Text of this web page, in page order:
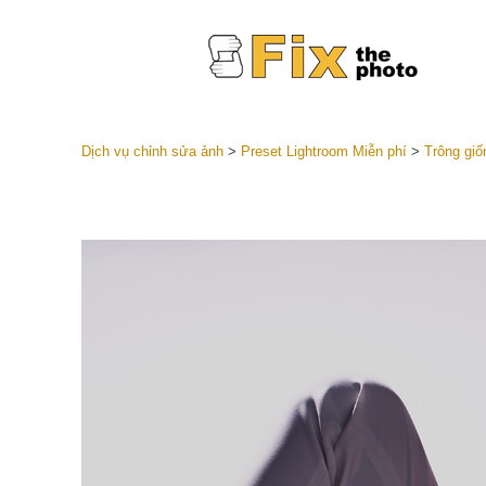
Dịch vụ chỉnh sửa ảnh> Preset Lightroom Miễn phí> Trông